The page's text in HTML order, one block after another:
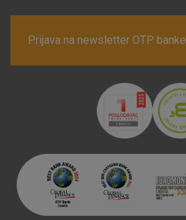
Prijava na newsletter OTP banke